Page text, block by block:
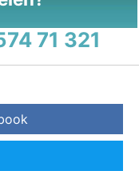
71 321